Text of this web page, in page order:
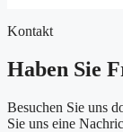
Kontakt
Haben Sie
Besuchen Sie uns
Sie uns eine